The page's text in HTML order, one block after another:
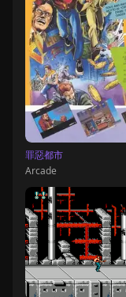
罪惡都市
Arcade